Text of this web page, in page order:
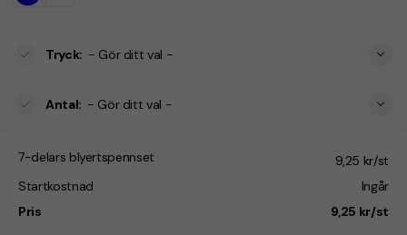
Tryck: - Gör ditt val -
Antal: - Gör ditt val -
7-delars blyertspennset
9,25 kr/st
Startkostnad
Ingår
Pris
9,25 kr/st